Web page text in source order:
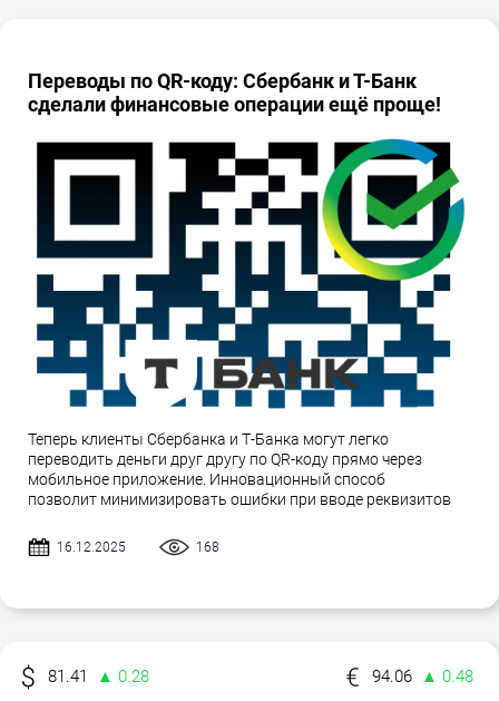
Переводы по QR-коду: Сбербанк и Т-Банк
сделали финансовые операции ещё проще!
Теперь клиенты Сбербанка и Т-Банка могут легко
переводить деньги друг другу по QR-коду прямо через
мобильное приложение. Инновационный способ
позволит минимизировать ошибки при вводе реквизитов
16.12.2025 168
81.41 ▲ 0.28 94.06
▲ 0.48